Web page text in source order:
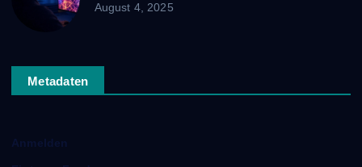
August 4, 2025
Metadaten
Anmelden